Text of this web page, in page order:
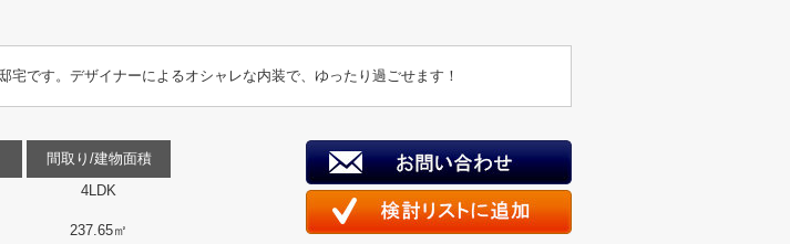
です。デザイナーによるオシャレな内装で、ゆったり過ごせます！
間取り/建物面積
4LDK
237.65㎡